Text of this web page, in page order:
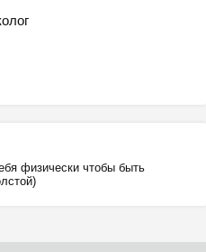
физически чтобы быть